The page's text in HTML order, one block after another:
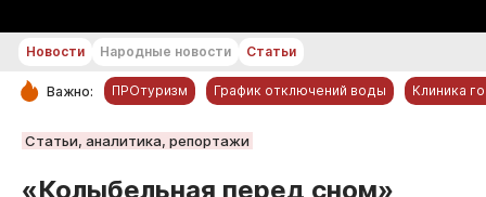
РУБРИКИ
Обнинск
Новости Народные новости Статьи
Важно: ПРОтуризм График отключений воды Клиника
Статьи, аналитика, репортажи
«Колыбельная перед сном»